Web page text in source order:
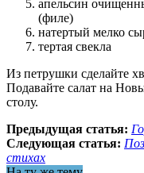
апельсин
(филе)
натертый мелко
тертая свекла
Из петрушки сделайте
Подавайте салат на
столу.
Предыдущая статья:
Следующая статья:
стихах